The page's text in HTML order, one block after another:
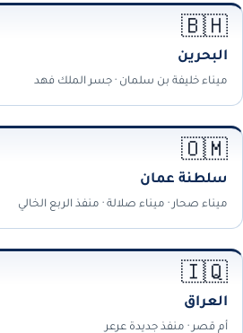
🇧🇭
البحرين
ميناء خليفة بن سلمان · جسر الملك فهد
🇴🇲
سلطنة عمان
ميناء صحار · ميناء صلالة · منفذ الربع الخالي
🇮🇶
العراق
أم قصر · منفذ جديدة عرعر